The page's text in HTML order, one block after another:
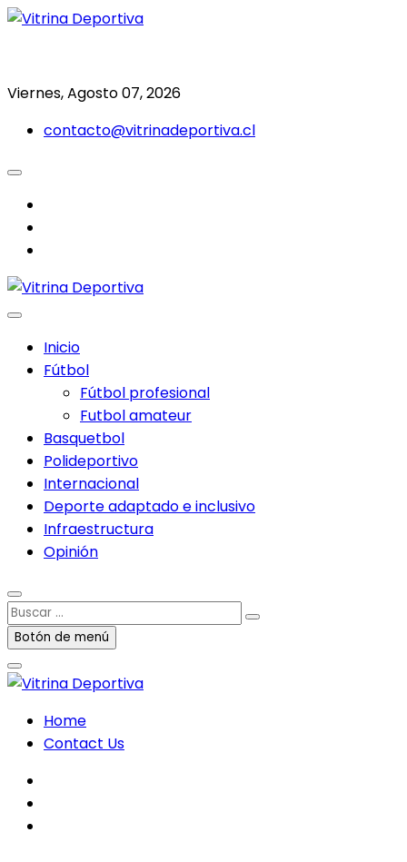
Saltar
Viernes, Agosto 07, 2026
contacto@vitrinadeportiva.cl
Inicio
Fútbol
Fútbol profesional
Futbol amateur
Basquetbol
Polideportivo
Internacional
Deporte adaptado e inclusivo
Infraestructura
Opinión
Buscar
…Botón de menú
Home
Contact Us